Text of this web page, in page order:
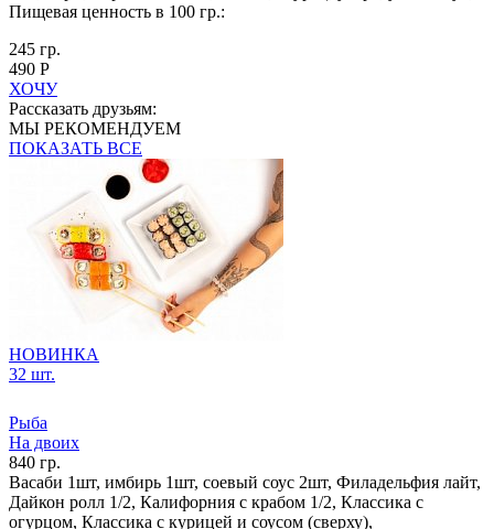
Пищевая ценность в 100 гр.:
245 гр.
490 Р
ХОЧУ
Рассказать друзьям:
МЫ РЕКОМЕНДУЕМ
ПОКАЗАТЬ ВСЕ
НОВИНКА
32 шт.
Рыба
На двоих
840 гр.
Васаби 1шт, имбирь 1шт, соевый соус 2шт, Филадельфия лайт,
Дайкон ролл 1/2, Калифорния с крабом 1/2, Классика с
огурцом, Классика с курицей и соусом (сверху),